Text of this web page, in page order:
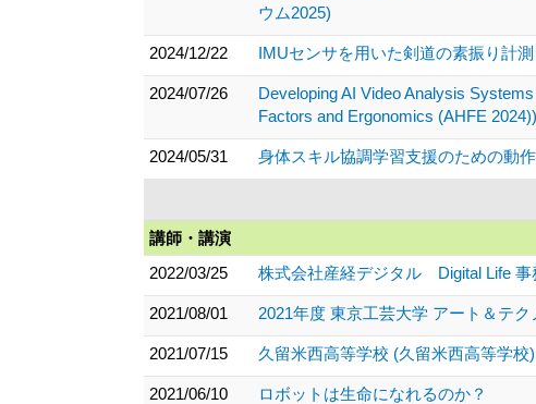
ウム2025)
2024/12/22 IMUセンサを用いた剣道の素振り計
2024/07/26
Developing AI Video Analysis
Factors and Ergonomics (AHFE 2024))
2024/05/31 身体スキル協調学習支援のための動
講師・講演
2022/03/25
株式会社産経デジタル Digital Life 事
2021/08/01 2021年度 東京工芸大学 アート＆テ
2021/07/15 久留米西高等学校 (久留米西高等学校)
2021/06/10 ロボットは生命になれるのか？